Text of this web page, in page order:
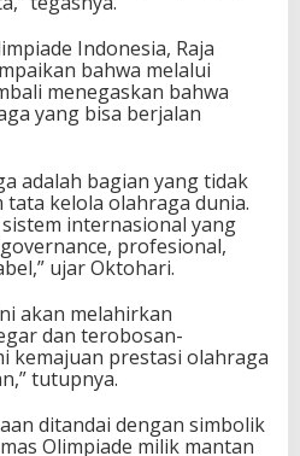
Indonesia, Raja
bahwa melalui
menegaskan bahwa
yang bisa berjalan
adalah bagian yang tidak
kelola olahraga dunia.
internasional yang
profesional,
ujar Oktohari.
akan melahirkan
dan terobosan-
kemajuan prestasi olahraga
tutupnya.
ditandai dengan simbolik
Olimpiade milik mantan